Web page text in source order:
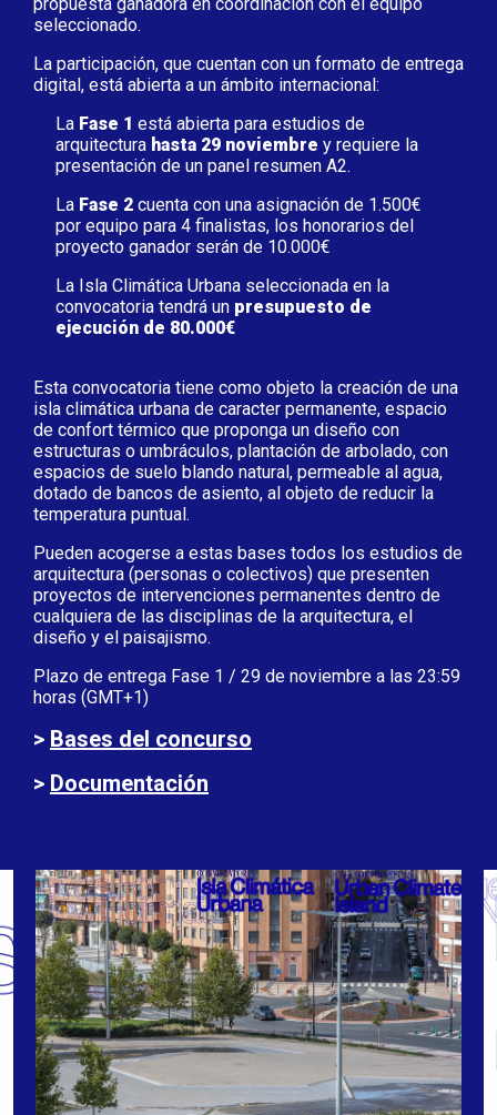
seleccionado.
La participación, que cuentan con un formato de entrega
digital, está abierta a un ámbito internacional:
La Fase 1 está abierta para estudios de
arquitectura hasta 29 noviembre y requiere la
presentación de un panel resumen A2.
La Fase 2 cuenta con una asignación de 1.500€
por equipo para 4 finalistas, los honorarios del
proyecto ganador serán de 10.000€
La Isla Climática Urbana seleccionada en la
convocatoria tendrá un presupuesto de
ejecución de 80.000€
Esta convocatoria tiene como objeto la creación de una
isla climática urbana de caracter permanente, espacio
de confort térmico que proponga un diseño con
estructuras o umbráculos, plantación de arbolado, con
espacios de suelo blando natural, permeable al agua,
dotado de bancos de asiento, al objeto de reducir la
temperatura puntual.
Pueden acogerse a estas bases todos los estudios de
arquitectura (personas o colectivos) que presenten
proyectos de intervenciones permanentes dentro de
cualquiera de las disciplinas de la arquitectura, el
diseño y el paisajismo.
Plazo de entrega Fase 1 / 29 de noviembre a las 23:59
horas (GMT+1)
> Bases del concurso
> Documentación